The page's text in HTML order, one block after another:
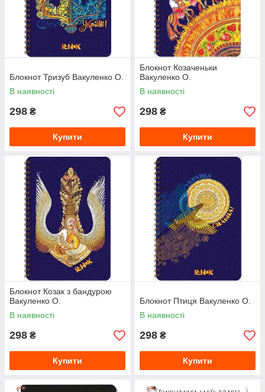
Блокнот Тризуб Вакуленко О.
В наявності
298 ₴
Купити
Блокнот Козаченьки
Вакуленко О.
В наявності
298 ₴
Купити
Блокнот Козак з бандурою
Вакуленко О.
В наявності
298 ₴
Купити
Блокнот Птиця Вакуленко О.
В наявності
298 ₴
Купити